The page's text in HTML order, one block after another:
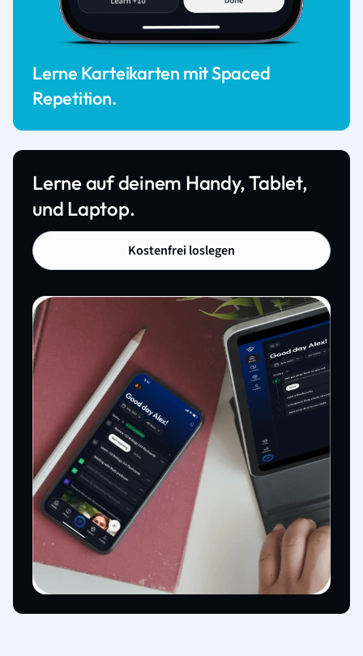
Lerne Karteikarten mit Spaced
Repetition.
Lerne auf deinem Handy, Tablet,
und Laptop.
Kostenfrei loslegen